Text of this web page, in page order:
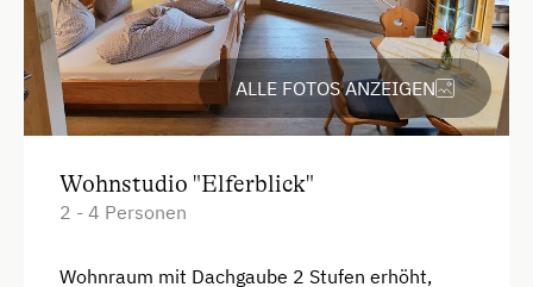
Kühlschrank
Haupthaus
Doppelbett (Kingsize)
ALLE FOTOS ANZEIGEN
Wohnstudio "Elferblick"
2 - 4 Personen
Wohnraum mit Dachgaube 2 Stufen erhöht,